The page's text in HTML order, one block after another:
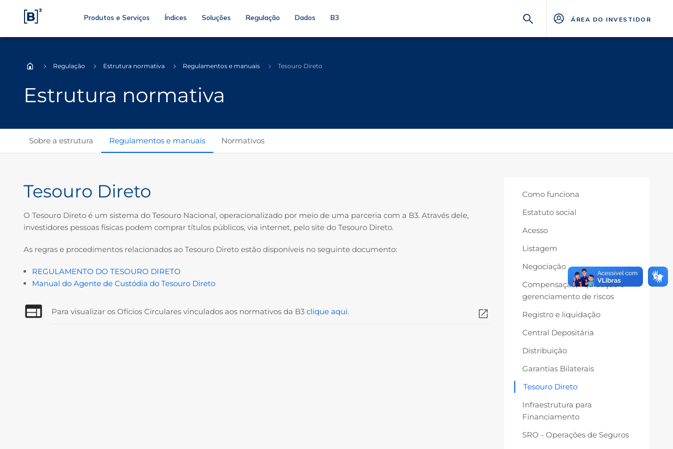
Produtos e Serviços Índices Soluções Regulação Dados B3 ÁREA DO INVESTIDOR
Estrutura normativa
Regulação Estrutura normativa Regulamentos e manuais Tesouro Direto
Sobre a estrutura Regulamentos e manuais Normativos
Como funciona
Estatuto social
Acesso
Listagem
Negociação
Compensação, liquidação e
gerenciamento de riscos
Registro e liquidação
Central Depositária
Distribuição
Garantias Bilaterais
Tesouro Direto
Infraestrutura para
Financiamento
SRO - Operações de Seguros
Tesouro Direto
O Tesouro Direto é um sistema do Tesouro Nacional, operacionalizado por meio de uma parceria com a B3. Através dele,
investidores pessoas físicas podem comprar títulos públicos, via internet, pelo site do Tesouro Direto.
As regras e procedimentos relacionados ao Tesouro Direto estão disponíveis no seguinte documento:
REGULAMENTO DO TESOURO DIRETO
Manual do Agente de Custódia do Tesouro Direto
Para visualizar os Ofícios Circulares vinculados aos normativos da B3 clique aqui.